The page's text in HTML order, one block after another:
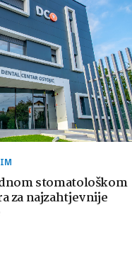
stomatološkom
za najzahtjevnije